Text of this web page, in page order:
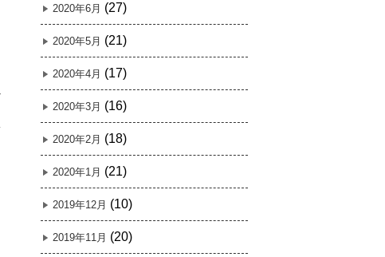
2020年6月 (27)
2020年5月 (21)
2020年4月 (17)
2020年3月 (16)
2020年2月 (18)
2020年1月 (21)
2019年12月 (10)
2019年11月 (20)